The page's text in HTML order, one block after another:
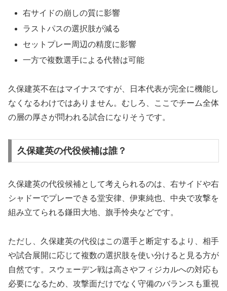
右サイドの崩しの質に影響
ラストパスの選択肢が減る
セットプレー周辺の精度に影響
一方で複数選手による代替は可能
久保建英不在はマイナスですが、日本代表が完全に機能し
なくなるわけではありません。むしろ、ここでチーム全体
の層の厚さが問われる試合になりそうです。
久保建英の代役候補は誰？
久保建英の代役候補として考えられるのは、右サイドや右
シャドーでプレーできる堂安律、伊東純也、中央で攻撃を
組み立てられる鎌田大地、旗手怜央などです。
ただし、久保建英の代役はこの選手と断定するより、相手
や試合展開に応じて複数の選択肢を使い分けると見る方が
自然です。スウェーデン戦は高さやフィジカルへの対応も
必要になるため、攻撃面だけでなく守備のバランスも重視